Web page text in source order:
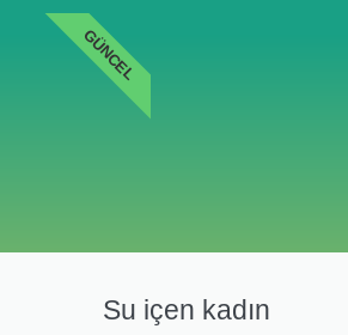
Su içen kadın
GÜNCEL